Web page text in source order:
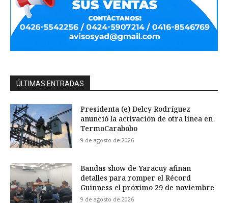
ÚLTIMAS ENTRADAS
Presidenta (e) Delcy Rodríguez
anunció la activación de otra línea en
TermoCarabobo
9 de agosto de 2026
Bandas show de Yaracuy afinan
detalles para romper el Récord
Guinness el próximo 29 de noviembre
9 de agosto de 2026